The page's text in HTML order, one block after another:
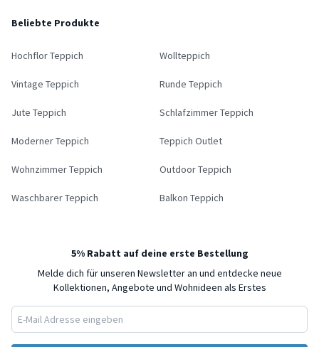
Beliebte Produkte
Hochflor Teppich Wollteppich
Vintage Teppich Runde Teppich
Jute Teppich Schlafzimmer Teppich
Moderner Teppich Teppich Outlet
Wohnzimmer Teppich Outdoor Teppich
Waschbarer Teppich Balkon Teppich
5% Rabatt auf deine erste Bestellung
Melde dich für unseren Newsletter an und entdecke neue
Kollektionen, Angebote und Wohnideen als Erstes